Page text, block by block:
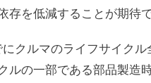
存を低減することが期待
クルマのライフサイク
ルの一部である部品製造